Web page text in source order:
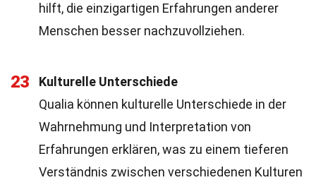
hilft, die einzigartigen Erfahrungen anderer
Menschen besser nachzuvollziehen.
23
Kulturelle Unterschiede
Qualia können kulturelle Unterschiede in der
Wahrnehmung und Interpretation von
Erfahrungen erklären, was zu einem tieferen
Verständnis zwischen verschiedenen Kulturen